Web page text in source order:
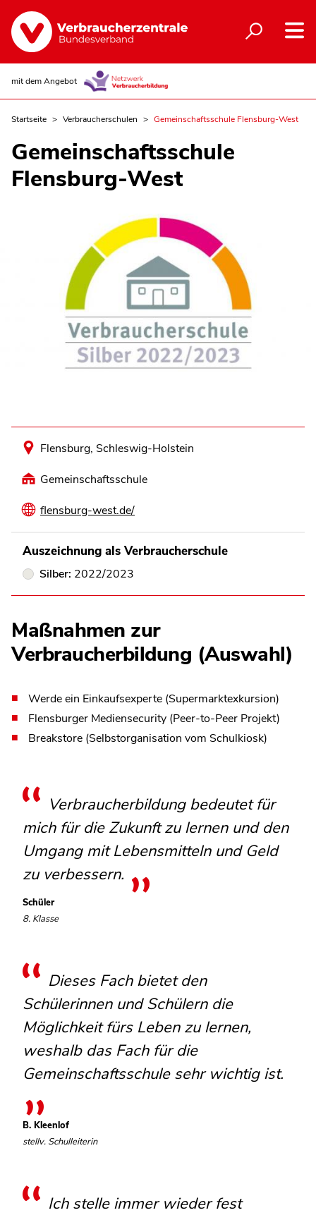
mit dem Angebot
Startseite Verbraucherschulen Gemeinschaftsschule Flensburg-West
Gemeinschaftsschule
Flensburg-West
Flensburg, Schleswig-Holstein
Gemeinschaftsschule
flensburg-west.de/
Auszeichnung als Verbraucherschule
Silber: 2022/2023
Maßnahmen zur
Verbraucherbildung (Auswahl)
Werde ein Einkaufsexperte (Supermarktexkursion)
Flensburger Mediensecurity (Peer-to-Peer Projekt)
Breakstore (Selbstorganisation vom Schulkiosk)
Verbraucherbildung bedeutet für
mich für die Zukunft zu lernen und den
Umgang mit Lebensmitteln und Geld
zu verbessern.
Schüler
8. Klasse
Dieses Fach bietet den
Schülerinnen und Schülern die
Möglichkeit fürs Leben zu lernen,
weshalb das Fach für die
Gemeinschaftsschule sehr wichtig ist.
B. Kleenlof
stellv. Schulleiterin
Ich stelle immer wieder fest